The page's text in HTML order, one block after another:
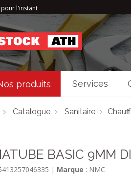
pour l'instant
produits Services
Catalogue Sanitaire
BASIC 9MM
| Marque : NMC